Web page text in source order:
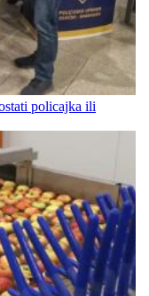
policajka ili